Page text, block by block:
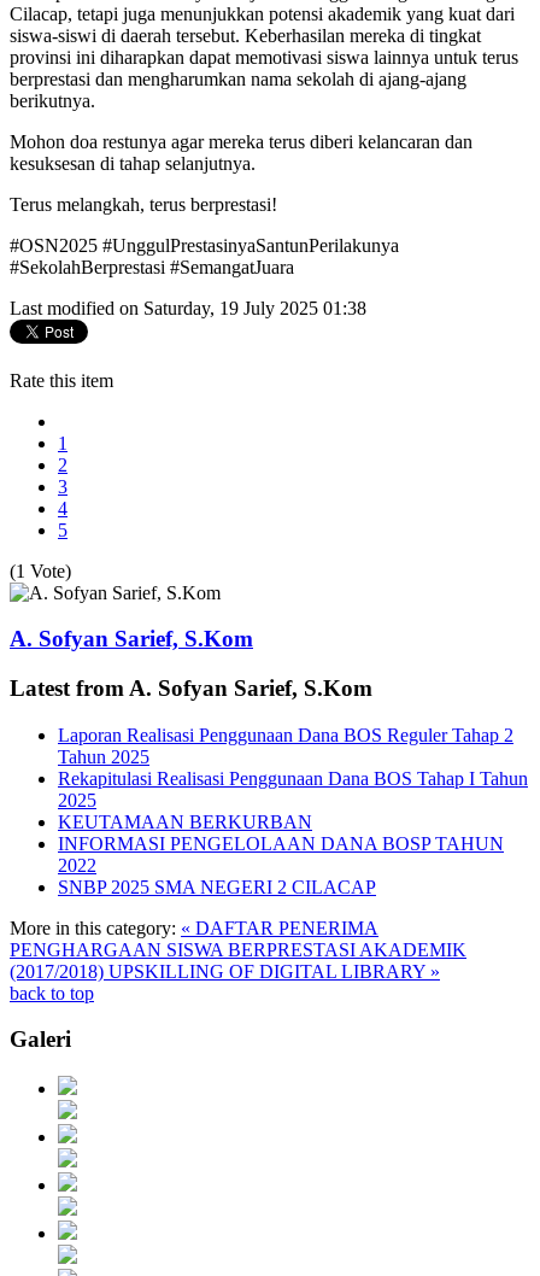
Cilacap, tetapi juga menunjukkan potensi akademik yang kuat dari
siswa-siswi di daerah tersebut. Keberhasilan mereka di tingkat
provinsi ini diharapkan dapat memotivasi siswa lainnya untuk terus
berprestasi dan mengharumkan nama sekolah di ajang-ajang
berikutnya.
Mohon doa restunya agar mereka terus diberi kelancaran dan
kesuksesan di tahap selanjutnya.
Terus melangkah, terus berprestasi!
#OSN2025 #UnggulPrestasinyaSantunPerilakunya
#SekolahBerprestasi #SemangatJuara
Last modified on Saturday, 19 July 2025 01:38
Rate this item
1
2
3
4
5
(1 Vote)
A. Sofyan Sarief, S.Kom
Latest from A. Sofyan Sarief, S.Kom
Laporan Realisasi Penggunaan Dana BOS Reguler Tahap 2
Tahun 2025
Rekapitulasi Realisasi Penggunaan Dana BOS Tahap I Tahun
2025
KEUTAMAAN BERKURBAN
INFORMASI PENGELOLAAN DANA BOSP TAHUN
2022
SNBP 2025 SMA NEGERI 2 CILACAP
More in this category: « DAFTAR PENERIMA
PENGHARGAAN SISWA BERPRESTASI AKADEMIK
(2017/2018) UPSKILLING OF DIGITAL LIBRARY »
back to top
Galeri